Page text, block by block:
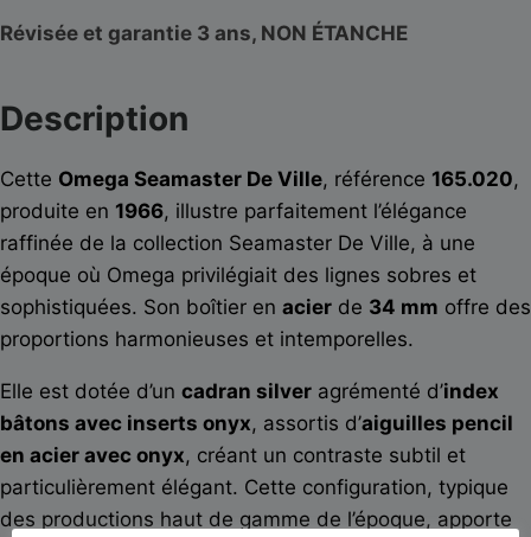
Révisée et garantie 3 ans, NON ÉTANCHE
Description
Cette Omega Seamaster De Ville, référence 165.020,
produite en 1966, illustre parfaitement l’élégance
raffinée de la collection Seamaster De Ville, à une
époque où Omega privilégiait des lignes sobres et
sophistiquées. Son boîtier en acier de 34 mm offre des
proportions harmonieuses et intemporelles.
Elle est dotée d’un cadran silver agrémenté d’index
bâtons avec inserts onyx, assortis d’aiguilles pencil
en acier avec onyx, créant un contraste subtil et
particulièrement élégant. Cette configuration, typique
des productions haut de gamme de l’époque, apporte